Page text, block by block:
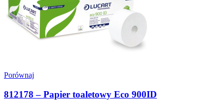
Porównaj
812178 – Papier toaletowy Eco 900ID